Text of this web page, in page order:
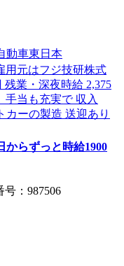
からずっと時給1900
：987506